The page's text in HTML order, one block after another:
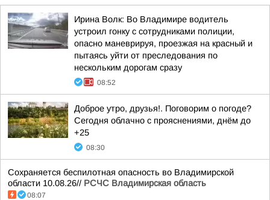
Ирина Волк: Во Владимире водитель
устроил гонку с сотрудниками полиции,
опасно маневрируя, проезжая на красный и
пытаясь уйти от преследования по
нескольким дорогам сразу
08:52
Доброе утро, друзья!. Поговорим о погоде?
Сегодня облачно с прояснениями, днём до
+25
08:30
Сохраняется беспилотная опасность во Владимирской
области 10.08.26// РСЧС Владимирская область
08:07